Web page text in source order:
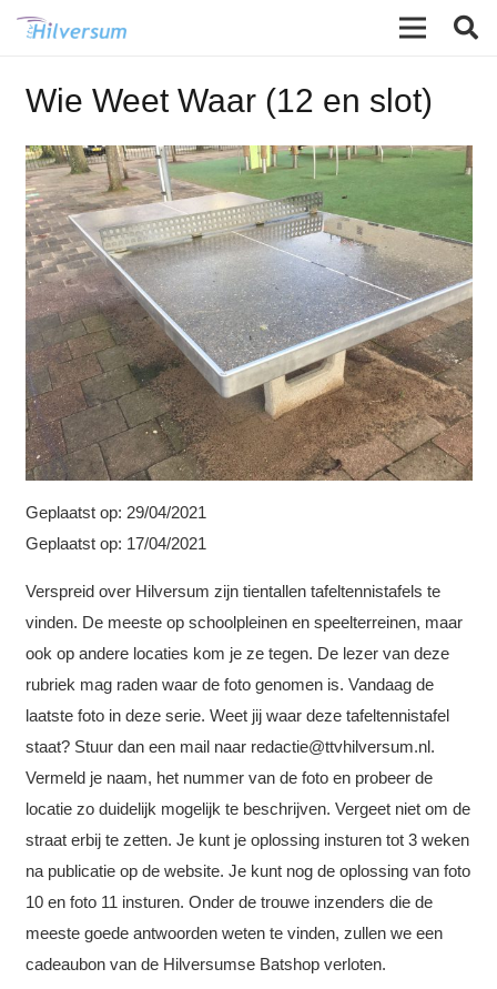
Wie Weet Waar (12 en slot)
Geplaatst op: 29/04/2021
Geplaatst op: 17/04/2021
Verspreid over Hilversum zijn tientallen tafeltennistafels te
vinden. De meeste op schoolpleinen en speelterreinen, maar
ook op andere locaties kom je ze tegen. De lezer van deze
rubriek mag raden waar de foto genomen is. Vandaag de
laatste foto in deze serie. Weet jij waar deze tafeltennistafel
staat? Stuur dan een mail naar redactie@ttvhilversum.nl.
Vermeld je naam, het nummer van de foto en probeer de
locatie zo duidelijk mogelijk te beschrijven. Vergeet niet om de
straat erbij te zetten. Je kunt je oplossing insturen tot 3 weken
na publicatie op de website. Je kunt nog de oplossing van foto
10 en foto 11 insturen. Onder de trouwe inzenders die de
meeste goede antwoorden weten te vinden, zullen we een
cadeaubon van de Hilversumse Batshop verloten.